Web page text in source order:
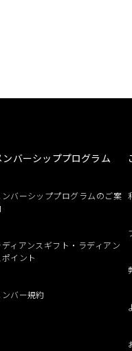
ンバーシッププログラム
ンバーシッププログラムのご案
ディアンスギフト・ラディアン
ポイント
ンバー規約